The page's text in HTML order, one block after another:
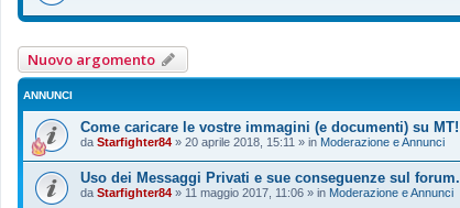
Nuovo argomento
ANNUNCI
Come caricare le vostre immagini (e documenti) su MT!
da Starfighter84 » 20 aprile 2018, 15:11 » in Moderazione e Annunci
Uso dei Messaggi Privati e sue conseguenze sul forum.
da Starfighter84 » 11 maggio 2017, 11:06 » in Moderazione e Annunci